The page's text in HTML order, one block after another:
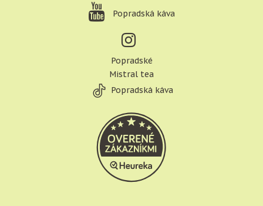
Popradská káva
Popradské
Mistral tea
Popradská káva